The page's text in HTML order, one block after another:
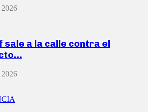
2026
sale a la calle contra el
2026